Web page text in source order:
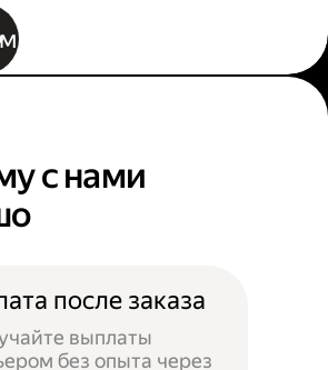
с нами
после заказа
выплаты
без опыта через